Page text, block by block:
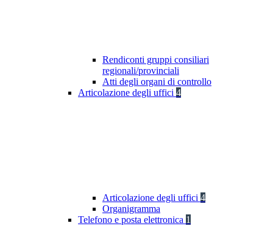
Rendiconti gruppi consiliari
regionali/provinciali
Atti degli organi di controllo
Articolazione degli uffici 4
Articolazione degli uffici 4
Organigramma
Telefono e posta elettronica 1